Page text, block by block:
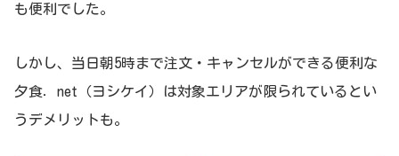
も便利でした。
しかし、当日朝5時まで注文・キャンセルができる便利な
夕食．net（ヨシケイ）は対象エリアが限られているとい
うデメリットも。